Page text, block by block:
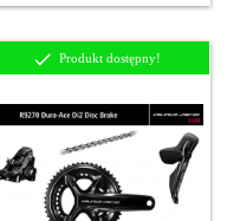
Produkt dostępny!